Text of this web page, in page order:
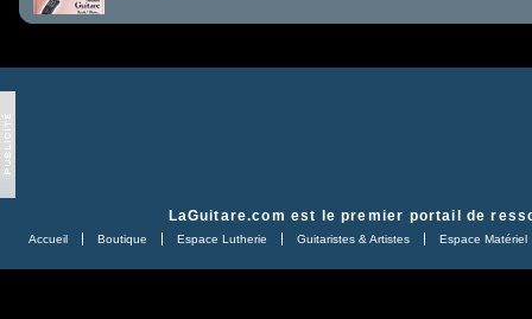
LaGuitare.com est le premier portail de
Accueil Boutique Espace Lutherie Guitaristes & Artistes Espace Matériel